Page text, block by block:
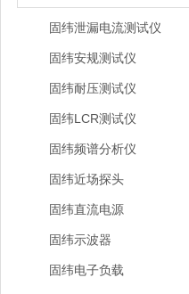
固纬泄漏电流测试仪
固纬安规测试仪
固纬耐压测试仪
固纬LCR测试仪
固纬频谱分析仪
固纬近场探头
固纬直流电源
固纬示波器
固纬电子负载